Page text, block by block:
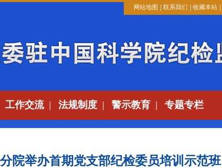
网站地图 联系我们 收藏本站
工作交流| 法规制度 | 警示教育 | 专题专栏
院举办首期党支部纪检委员培训示范班